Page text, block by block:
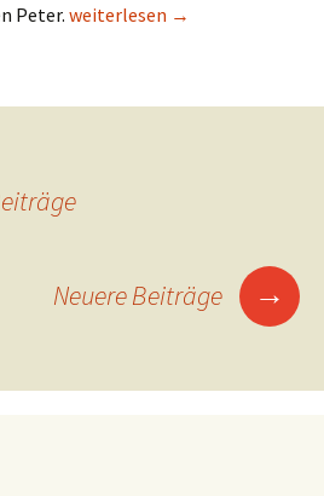
Peter. Verkehrte Welt. Marketing im
weiterlesen →
Neuere Beiträge →